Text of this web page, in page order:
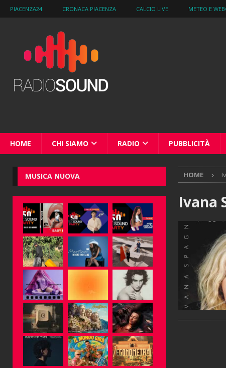
PIACENZA24 CRONACA PIACENZA CALCIO LIVE METEO E
HOME CHI SIAMO RADIO PUBBLICITÀ
HOME
Ivana
MUSICA NUOVA